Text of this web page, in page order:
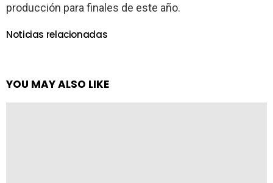
producción para finales de este año.
Noticias relacionadas
YOU MAY ALSO LIKE